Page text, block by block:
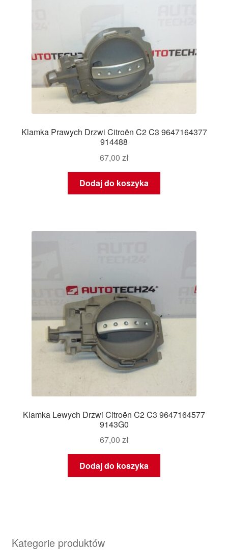
Klamka Prawych Drzwi Citroën C2 C3 9647164377
914488
67,00 zł
Dodaj do koszyka
Klamka Lewych Drzwi Citroën C2 C3 9647164577
9143G0
67,00 zł
Dodaj do koszyka
Kategorie produktów